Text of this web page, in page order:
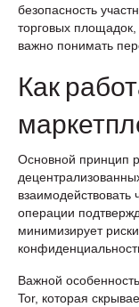
безопасность
торговых
важно понимать
Как
Основной принцип
операции
минимизирует
Важной
Tor, которая